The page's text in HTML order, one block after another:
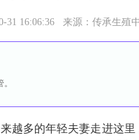
31 16:06:36 来源：传承生
越多的年轻夫妻走进这